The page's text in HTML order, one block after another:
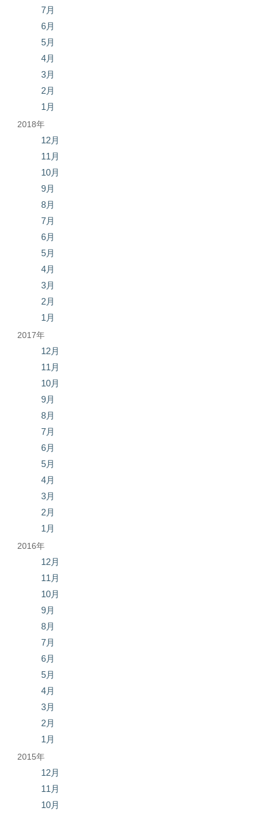
7月
6月
5月
4月
3月
2月
1月
2018年
12月
11月
10月
9月
8月
7月
6月
5月
4月
3月
2月
1月
2017年
12月
11月
10月
9月
8月
7月
6月
5月
4月
3月
2月
1月
2016年
12月
11月
10月
9月
8月
7月
6月
5月
4月
3月
2月
1月
2015年
12月
11月
10月